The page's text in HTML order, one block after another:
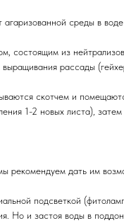
среды в
из
рассады
скотчем и
1-2 новых листа),
рекомендуем дать им
подсветкой
Но и застоя воды в